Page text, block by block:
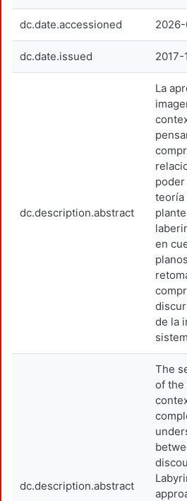
dc.date.accessioned
dc.date.issued 2017-
dc.description.abstract
La
teoría
en
de la
dc.description.abstract
The
of the